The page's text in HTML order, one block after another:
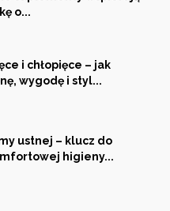
o...
i chłopięce – jak
wygodę i styl...
ustnej – klucz do
higieny...